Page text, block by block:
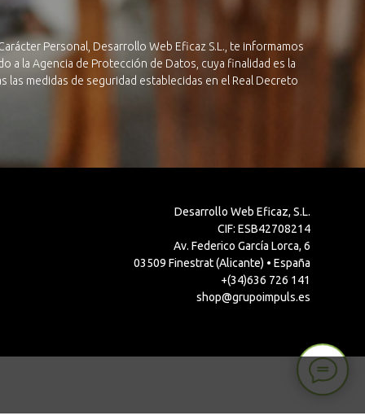
Personal, Desarrollo Web Eficaz S.L., te informamos
la Agencia de Protección de Datos, cuya finalidad es la
medidas de seguridad establecidas en el Real Decreto
Desarrollo Web Eficaz, S.L.
CIF: ESB42708214
Av. Federico García Lorca, 6
03509 Finestrat (Alicante) • España
+(34)636 726 141
shop@grupoimpuls.es